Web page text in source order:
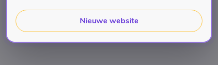
Nieuwe website